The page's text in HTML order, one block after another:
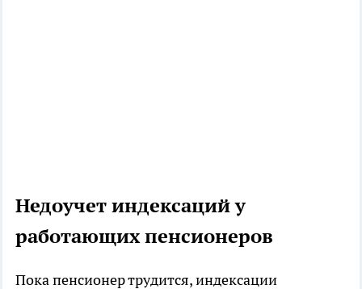
Недоучет индексаций у
работающих пенсионеров
Пока пенсионер трудится, индексации